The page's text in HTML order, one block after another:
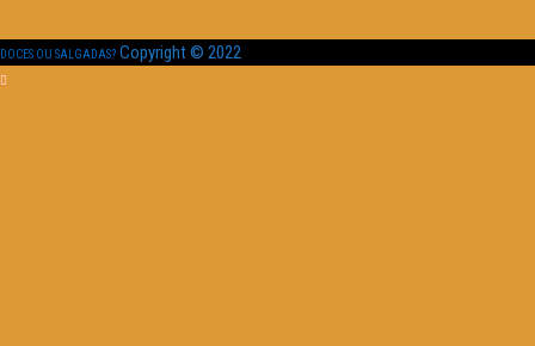
DOCES OU SALGADAS? Copyright © 2022